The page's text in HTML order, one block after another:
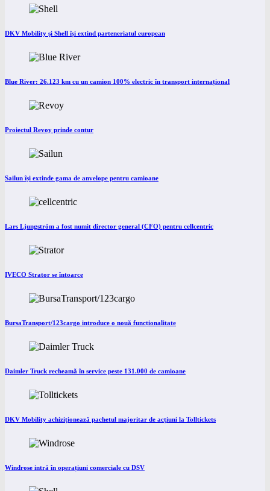
DKV Mobility și Shell își extind parteneriatul european
Blue River: 26.123 km cu un camion 100% electric în transport internațional
Proiectul Revoy prinde contur
Sailun își extinde gama de anvelope pentru camioane
Lars Ljungström a fost numit director general (CFO) pentru cellcentric
IVECO Strator se întoarce
BursaTransport/123cargo introduce o nouă funcționalitate
Daimler Truck recheamă în service peste 131.000 de camioane
DKV Mobility achiziționează pachetul majoritar de acțiuni la Tolltickets
Windrose intră în operațiuni comerciale cu DSV